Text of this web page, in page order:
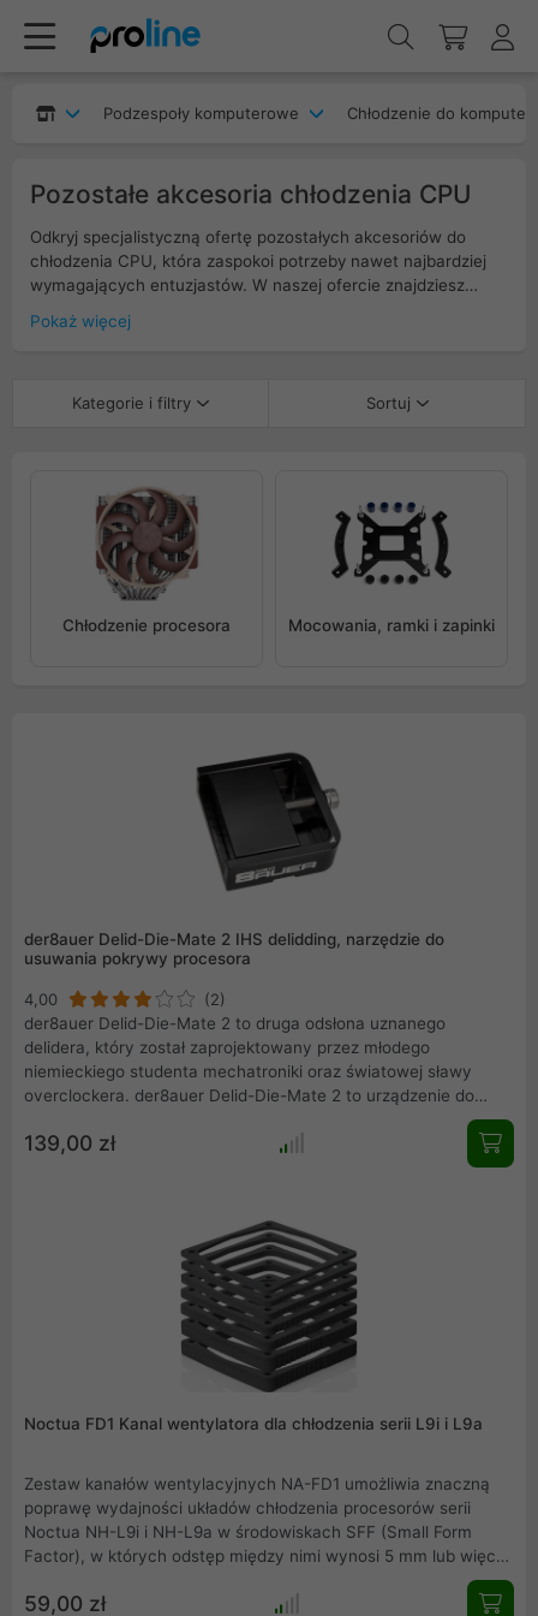
Podzespoły komputerowe Chłodzenie do
Pozostałe akcesoria chłodzenia CPU
Odkryj specjalistyczną ofertę pozostałych akcesoriów do
chłodzenia CPU, która zaspokoi potrzeby nawet najbardziej
wymagających entuzjastów. W naszej ofercie znajdziesz
oryginalnego pokrycia procesora i poprawę efektywności
chłodzenia. Wypróbuj nowoczesne rozwiązania, które
Pokaż więcej
Kategorie i filtry Sortuj
Chłodzenie procesora Mocowania, ramki i zapinki
der8auer Delid-Die-Mate 2 IHS delidding, narzędzie do
usuwania pokrywy procesora
4,00
(2)
der8auer Delid-Die-Mate 2 to druga odsłona uznanego
delidera, który został zaprojektowany przez młodego
niemieckiego studenta mechatroniki oraz światowej sławy
overclockera. der8auer Delid-Die-Mate 2 to urządzenie do
Devil's Canyon, Broadwell, Skylake, Kaby Lake oraz Coffee
Lake pod gniazdo 115(X) bez dopisku -E, a także procesory
139,00 zł
Noctua FD1 Kanal wentylatora dla chłodzenia serii L9i i L9a
Zestaw kanałów wentylacyjnych NA-FD1 umożliwia znaczną
poprawę wydajności układów chłodzenia procesorów serii
Noctua NH-L9i i NH-L9a w środowiskach SFF (Small Form
Factor), w których odstęp między nimi wynosi 5 mm lub więcej
(do 45 mm). Krótko mówiąc, NA-FD1 to prosty, ale inteligentny,
elastyczny i ekonomiczny sposób na zwiększenie wydajności
59,00 zł